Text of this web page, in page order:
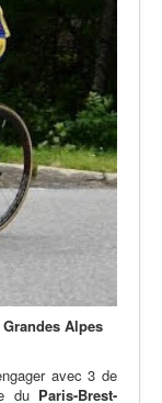
Alpes
avec 3 de
du Paris-Brest-